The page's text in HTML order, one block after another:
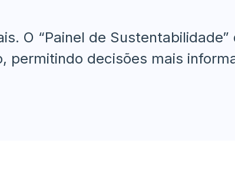
O “Painel de Sustentabilidade”
permitindo decisões mais